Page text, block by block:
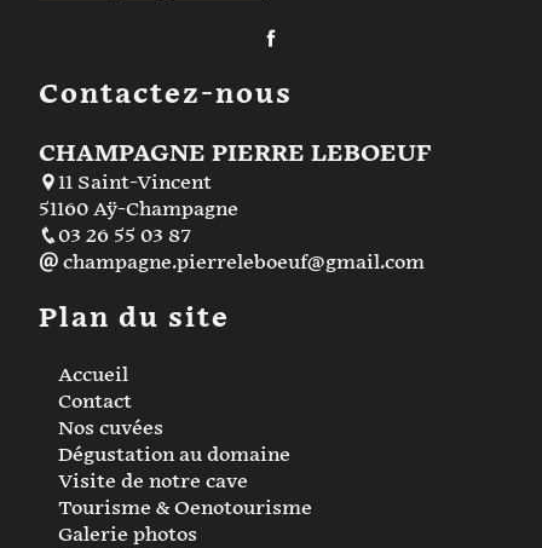
Contactez-nous
CHAMPAGNE PIERRE LEBOEUF
11 Saint-Vincent
51160 Aÿ-Champagne
03 26 55 03 87
champagne.pierreleboeuf@gmail.com
Plan du site
Accueil
Contact
Nos cuvées
Dégustation au domaine
Visite de notre cave
Tourisme & Oenotourisme
Galerie photos